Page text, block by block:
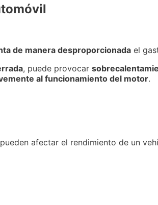
de manera desproporcionada el
, puede provocar
al funcionamiento del motor.
afectar el rendimiento de un